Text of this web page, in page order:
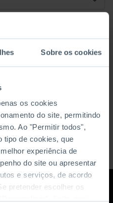
Sobre os cookies
os cookies
do site, permitindo
Ao "Permitir todos",
tipo de cookies, que
experiência de
do site ou apresentar
e serviços, de acordo
pretender escolher os